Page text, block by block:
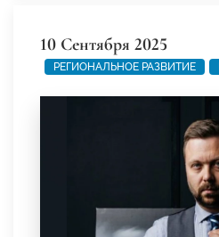
10 Сентября 2025
РЕГИОНАЛЬНОЕ РАЗВИТИЕ